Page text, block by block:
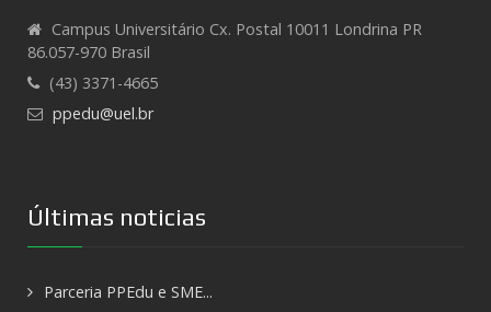
Campus Universitário Cx. Postal 10011 Londrina PR
86.057-970 Brasil
(43) 3371-4665
ppedu@uel.br
Últimas noticias
Parceria PPEdu e SME...